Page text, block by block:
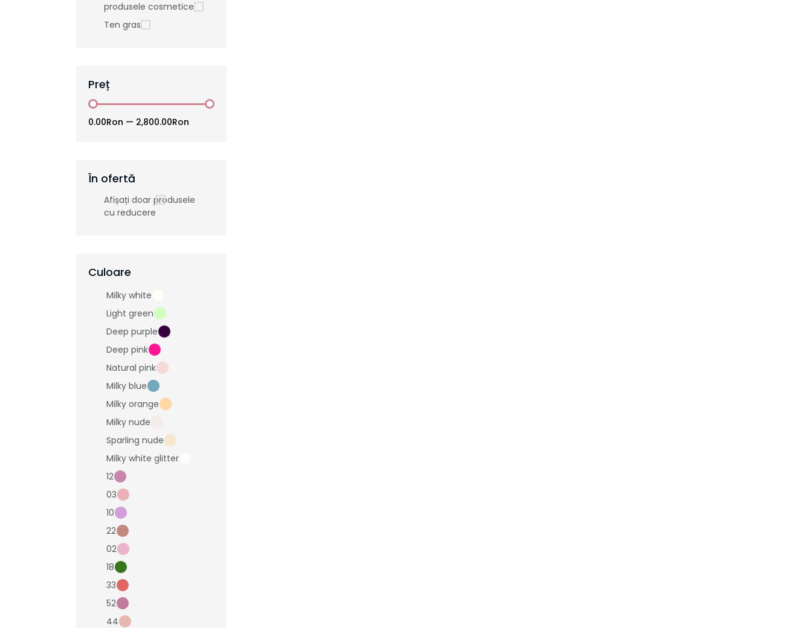
produsele cosmetice
Ten gras
Preț
0.00Ron — 2,800.00Ron
În ofertă
Afișați doar produsele
cu reducere
Culoare
Milky white
Light green
Deep purple
Deep pink
Natural pink
Milky blue
Milky orange
Milky nude
Sparling nude
Milky white glitter
12
03
10
22
02
18
33
52
44